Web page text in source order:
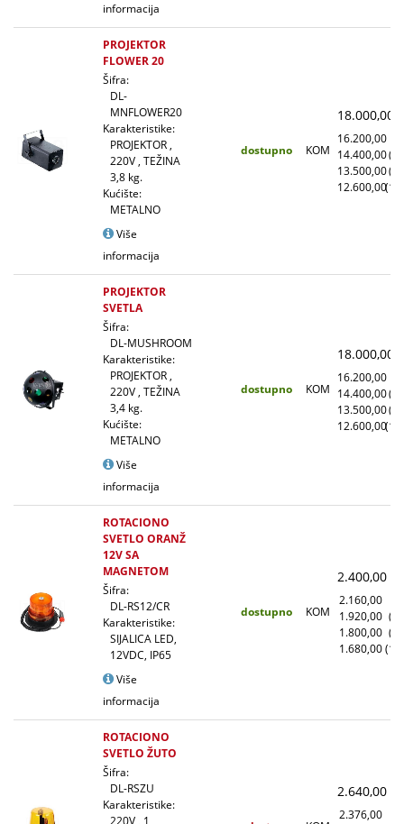
informacija
PROJEKTOR
FLOWER 20
Šifra:
DL-
MNFLOWER20
Karakteristike:
PROJEKTOR ,
220V , TEŽINA
3,8 kg.
Kućište:
METALNO
Više
informacija
dostupno KOM
18.000,00
16.200,00
14.400,00
13.500,00
12.600,00
PROJEKTOR
SVETLA
Šifra:
DL-MUSHROOM
Karakteristike:
PROJEKTOR ,
220V , TEŽINA
3,4 kg.
Kućište:
METALNO
Više
informacija
dostupno KOM
18.000,00
16.200,00
14.400,00
13.500,00
12.600,00
ROTACIONO
SVETLO ORANŽ
12V SA
MAGNETOM
Šifra:
DL-RS12/CR
Karakteristike:
SIJALICA LED,
12VDC, IP65
Više
informacija
dostupno KOM
2.400,00
2.160,00
1.920,00
1.800,00
1.680,00
ROTACIONO
SVETLO ŽUTO
Šifra:
DL-RSZU
Karakteristike:
2.640,00
2.376,00